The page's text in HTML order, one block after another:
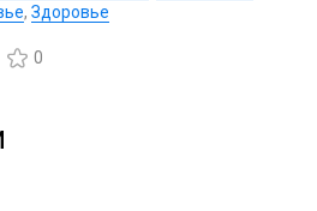
, Здоровье
0